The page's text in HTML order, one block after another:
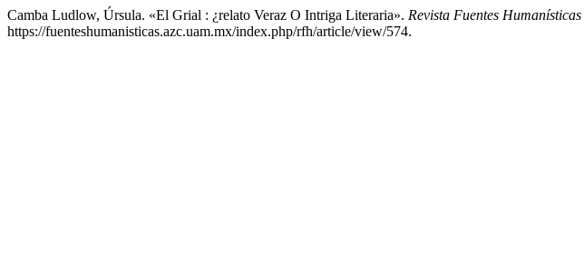
Camba Ludlow, Úrsula. «El Grial : ¿relato Veraz O Intriga Literaria». Revista Fuentes Humanísticas
https://fuenteshumanisticas.azc.uam.mx/index.php/rfh/article/view/574.